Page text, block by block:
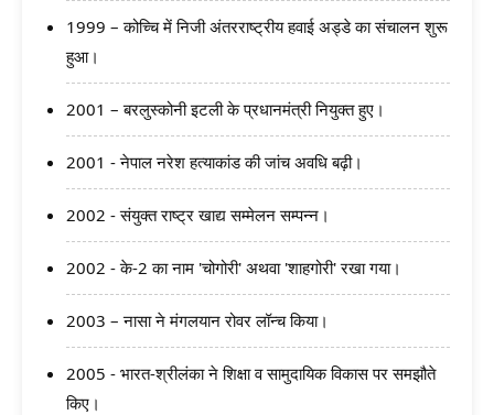
1999 – कोच्चि में निजी अंतरराष्ट्रीय हवाई अड्डे का संचालन शुरू
हुआ।
2001 – बरलुस्कोनी इटली के प्रधानमंत्री नियुक्त हुए।
2001 - नेपाल नरेश हत्याकांड की जांच अवधि बढ़ी।
2002 - संयुक्त राष्ट्र खाद्य सम्मेलन सम्पन्न।
2002 - के-2 का नाम 'चोगोरी' अथवा 'शाहगोरी' रखा गया।
2003 – नासा ने मंगलयान रोवर लॉन्च किया।
2005 - भारत-श्रीलंका ने शिक्षा व सामुदायिक विकास पर समझौते
किए।